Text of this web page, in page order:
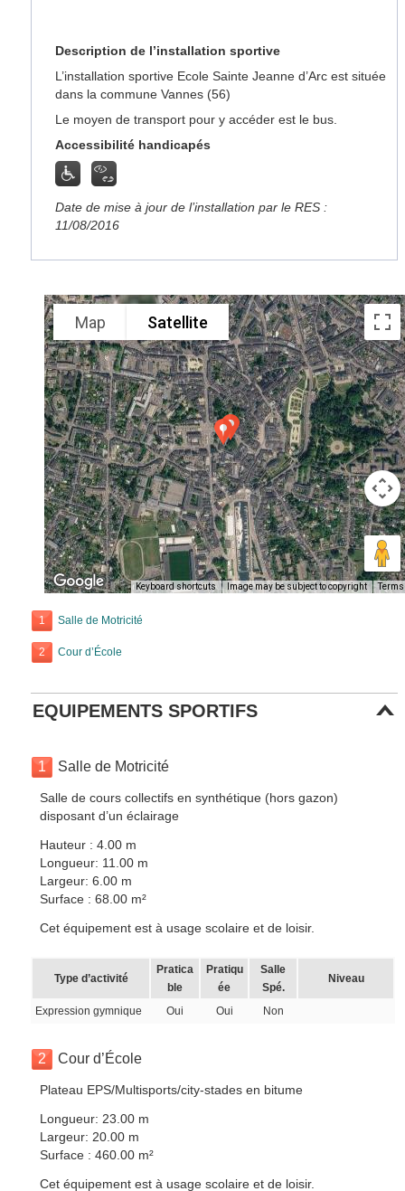
Description de l’installation sportive
L’installation sportive Ecole Sainte Jeanne d’Arc est située
dans la commune Vannes (56)
Le moyen de transport pour y accéder est le bus.
Accessibilité handicapés
Date de mise à jour de l’installation par le RES :
11/08/2016
Map Satellite
Keyboard shortcuts Image may be subject to copyright Terms
1 Salle de Motricité
2 Cour d’École
EQUIPEMENTS SPORTIFS
1 Salle de Motricité
Salle de cours collectifs en synthétique (hors gazon)
disposant d’un éclairage
Hauteur : 4.00 m
Longueur: 11.00 m
Largeur: 6.00 m
Surface : 68.00 m²
Cet équipement est à usage scolaire et de loisir.
Type d’activité
Pratica
ble
Pratiqu
ée
Salle
Spé.
Niveau
Expression gymnique Oui Oui Non
2 Cour d’École
Plateau EPS/Multisports/city-stades en bitume
Longueur: 23.00 m
Largeur: 20.00 m
Surface : 460.00 m²
Cet équipement est à usage scolaire et de loisir.